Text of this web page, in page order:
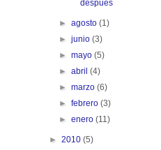
después
►agosto(1)
►junio(3)
►mayo(5)
►abril(4)
►marzo(6)
►febrero(3)
►enero(11)
► 2010 (5)